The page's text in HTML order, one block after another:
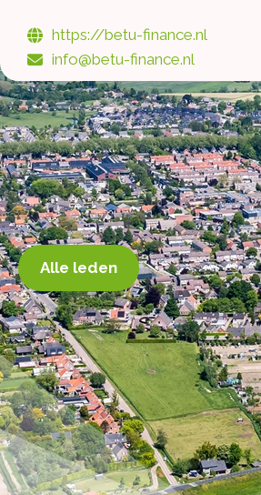
https://betu-finance.nl
info@betu-finance.nl
Alle leden